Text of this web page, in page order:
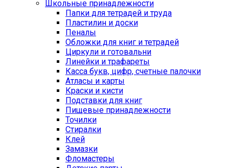
Школьные принадлежности
Папки для тетрадей и труда
Пластилин и доски
Пеналы
Обложки для книг и тетрадей
Циркули и готовальни
Линейки и трафареты
Касса букв, цифр, счетные палочки
Атласы и карты
Краски и кисти
Подставки для книг
Пищевые принадлежности
Точилки
Стиралки
Клей
Замазки
Фломастеры